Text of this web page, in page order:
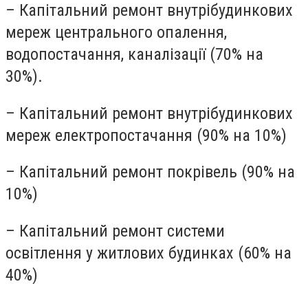
– Капітальний ремонт внутрібудинкових
мереж центрального опалення,
водопостачання, каналізації (70% на
30%).
– Капітальний ремонт внутрібудинкових
мереж електропостачання (90% на 10%)
– Капітальний ремонт покрівель (90% на
10%)
– Капітальний ремонт системи
освітлення у житлових будинках (60% на
40%)